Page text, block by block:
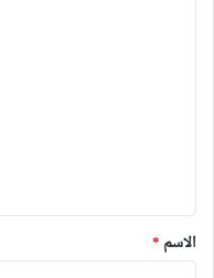
*
الاسم *